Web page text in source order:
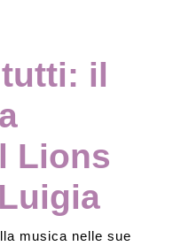
il
Lions
musica nelle sue